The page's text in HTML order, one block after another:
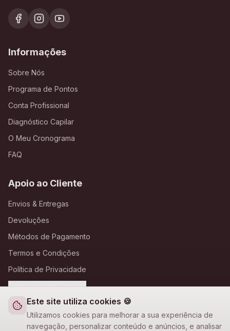
Este site utiliza cookies 🍪
Utilizamos cookies para melhorar a sua experiência de
navegação, personalizar conteúdo e anúncios, e analisar
Informações
Sobre Nós
Programa de Pontos
Conta Profissional
Diagnóstico Capilar
O Meu Cronograma
FAQ
Apoio ao Cliente
Envios & Entregas
Devoluções
Métodos de Pagamento
Termos e Condições
Política de Privacidade
Definições de Cookies
A Loja Nova